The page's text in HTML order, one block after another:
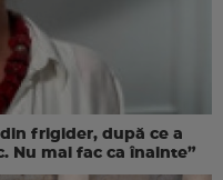
frigider, după ce a
Nu mai fac ca înainte”